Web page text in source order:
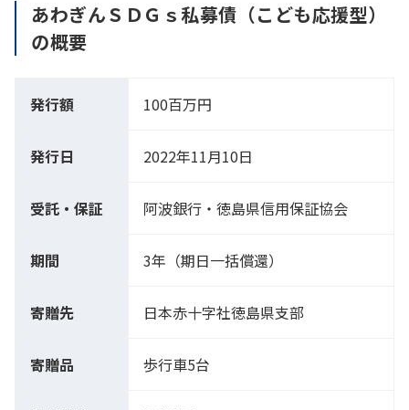
あわぎんＳＤＧｓ私募債（こども応援型）
の概要
発行額 100百万円
発行日 2022年11月10日
受託・保証 阿波銀行・徳島県信用保証協会
期間 3年（期日一括償還）
寄贈先 日本赤十字社徳島県支部
寄贈品 歩行車5台